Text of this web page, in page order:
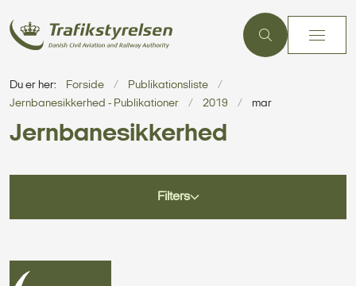
Du er her: Forside
Publikationsliste
Jernbanesikkerhed - Publikationer
2019 mar
Jernbanesikkerhed
Filters